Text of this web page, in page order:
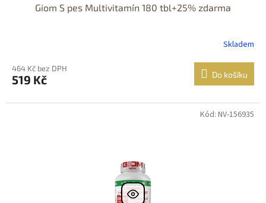
Giom S pes Multivitamín 180 tbl+25% zdarma
Skladem
464 Kč bez DPH
519 Kč Do košíku
Kód: NV-156935